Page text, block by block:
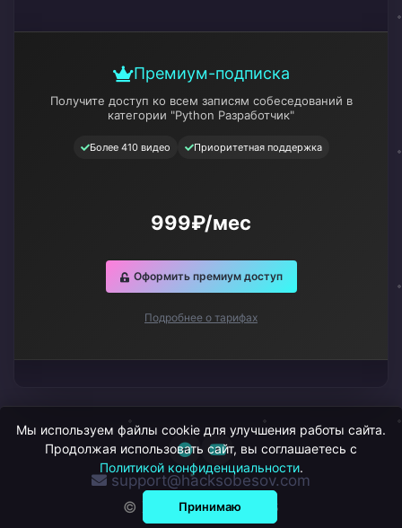
Премиум-подписка
Получите доступ ко всем записям собеседований в
категории "Python Разработчик"
Более 410 видео Приоритетная поддержка
999₽/мес
Оформить премиум доступ
Подробнее о тарифах
© ХакСобесов, 2026
support@hacksobesov.com
Мы используем файлы cookie для улучшения работы сайта.
Продолжая использовать сайт, вы соглашаетесь с
Политикой конфиденциальности.
Принимаю